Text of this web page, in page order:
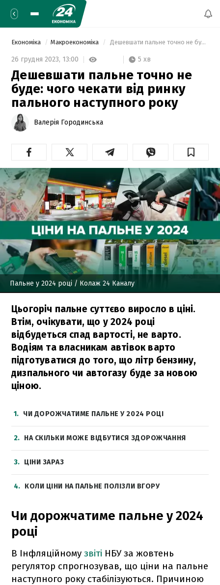
Економіка Макроекономіка Дешевшати пальне точно не буде: чого чекати від ринку пального наступного року
26 грудня 2023, 13:00 5 хв
Дешевшати пальне точно не
буде: чого чекати від ринку
пального наступного року
Валерія Городинська
Пальне у 2024 році / Колаж 24 Каналу
Цьогоріч пальне суттєво виросло в ціні.
Втім, очікувати, що у 2024 році
відбудеться спад вартості, не варто.
Водіям та власникам автівок варто
підготуватися до того, що літр бензину,
дизпального чи автогазу буде за новою
ціною.
1 ЧИ ДОРОЖЧАТИМЕ ПАЛЬНЕ У 2024 РОЦІ
2 НА СКІЛЬКИ МОЖЕ ВІДБУТИСЯ ЗДОРОЖЧАННЯ
3 ЦІНИ ЗАРАЗ
4 КОЛИ ЦІНИ НА ПАЛЬНЕ ПОЛІЗЛИ ВГОРУ
Чи дорожчатиме пальне у 2024
році
В Інфляційному звіті НБУ за жовтень
регулятор спрогнозував, що ціни на пальне
наступного року стабілізуються. Причиною